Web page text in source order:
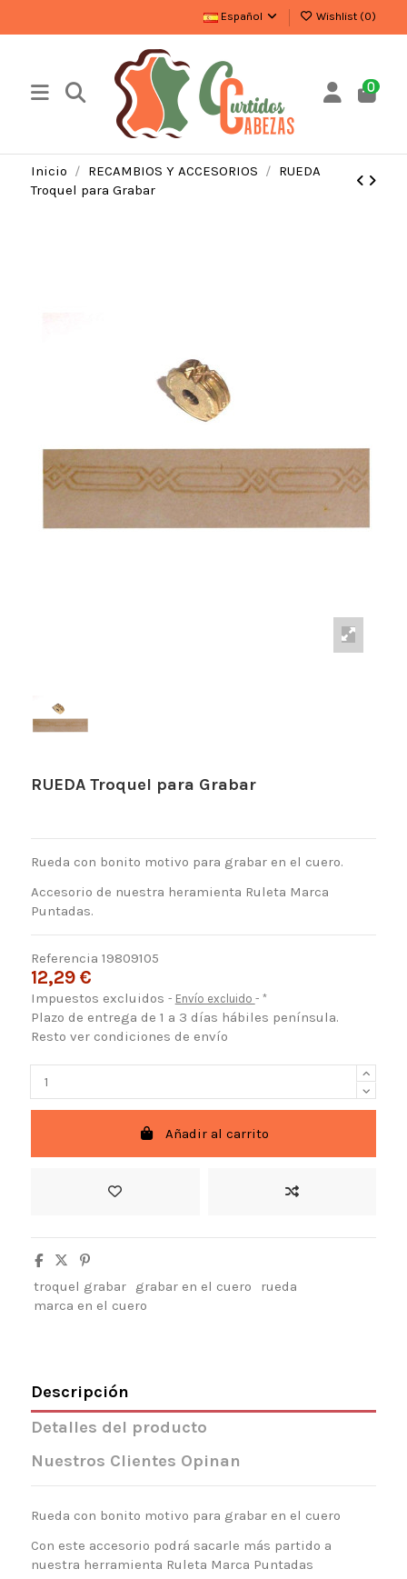
Español Wishlist (0)
0
Inicio RECAMBIOS Y ACCESORIOS
RUEDA
Troquel para Grabar
RUEDA Troquel para Grabar
Rueda con bonito motivo para grabar en el cuero.
Accesorio de nuestra heramienta Ruleta Marca
Puntadas.
Referencia 19809105
12,29 €
Impuestos excluidos Envío excluido *
Plazo de entrega de 1 a 3 días hábiles península.
Resto ver condiciones de envío
Añadir al carrito
troquel grabar grabar en el cuero
rueda
marca en el cuero
Descripción
Detalles del producto
Nuestros Clientes Opinan
Rueda con bonito motivo para grabar en el cuero
Con este accesorio podrá sacarle más partido a
nuestra herramienta Ruleta Marca Puntadas